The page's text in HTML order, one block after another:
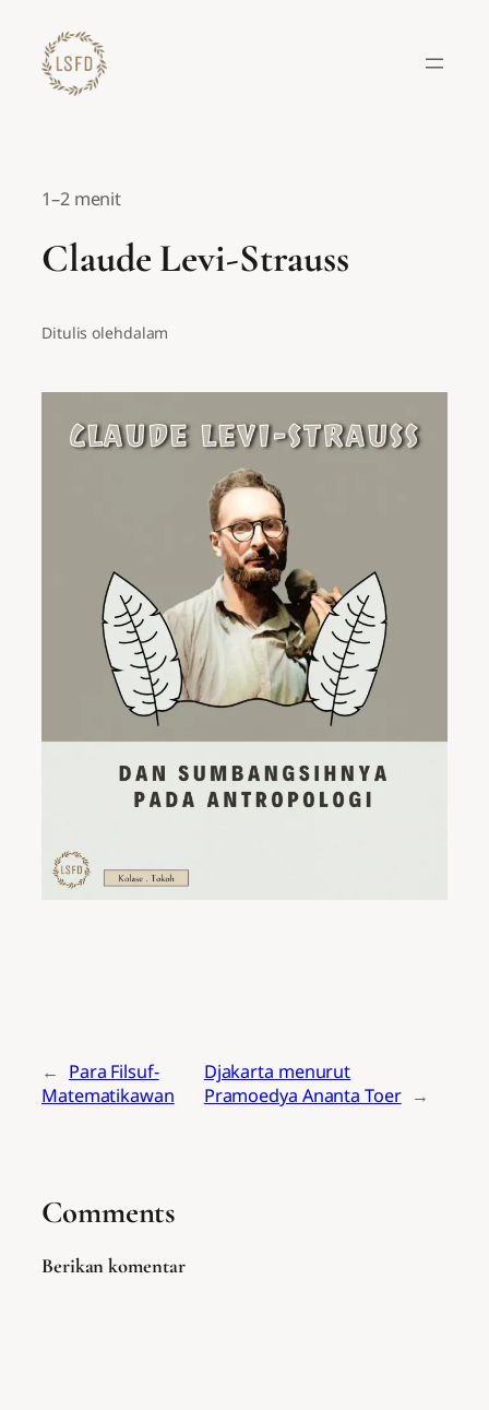
konten
1–2 menit
Claude Levi-Strauss
Ditulis olehdalam
← Para Filsuf-
Matematikawan
Djakarta menurut
Pramoedya Ananta Toer →
Comments
Berikan komentar